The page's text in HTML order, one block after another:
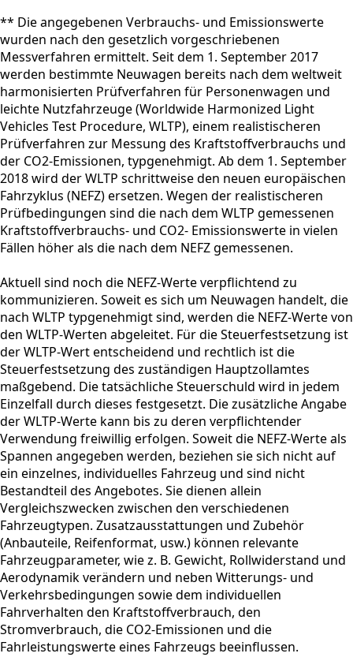
** Die angegebenen Verbrauchs- und Emissionswerte
wurden nach den gesetzlich vorgeschriebenen
Messverfahren ermittelt. Seit dem 1. September 2017
werden bestimmte Neuwagen bereits nach dem weltweit
harmonisierten Prüfverfahren für Personenwagen und
leichte Nutzfahrzeuge (Worldwide Harmonized Light
Vehicles Test Procedure, WLTP), einem realistischeren
Prüfverfahren zur Messung des Kraftstoffverbrauchs und
der CO2-Emissionen, typgenehmigt. Ab dem 1. September
2018 wird der WLTP schrittweise den neuen europäischen
Fahrzyklus (NEFZ) ersetzen. Wegen der realistischeren
Prüfbedingungen sind die nach dem WLTP gemessenen
Kraftstoffverbrauchs- und CO2- Emissionswerte in vielen
Fällen höher als die nach dem NEFZ gemessenen.
Aktuell sind noch die NEFZ-Werte verpflichtend zu
kommunizieren. Soweit es sich um Neuwagen handelt, die
nach WLTP typgenehmigt sind, werden die NEFZ-Werte von
den WLTP-Werten abgeleitet. Für die Steuerfestsetzung ist
der WLTP-Wert entscheidend und rechtlich ist die
Steuerfestsetzung des zuständigen Hauptzollamtes
maßgebend. Die tatsächliche Steuerschuld wird in jedem
Einzelfall durch dieses festgesetzt. Die zusätzliche Angabe
der WLTP-Werte kann bis zu deren verpflichtender
Verwendung freiwillig erfolgen. Soweit die NEFZ-Werte als
Spannen angegeben werden, beziehen sie sich nicht auf
ein einzelnes, individuelles Fahrzeug und sind nicht
Bestandteil des Angebotes. Sie dienen allein
Vergleichszwecken zwischen den verschiedenen
Fahrzeugtypen. Zusatzausstattungen und Zubehör
(Anbauteile, Reifenformat, usw.) können relevante
Fahrzeugparameter, wie z. B. Gewicht, Rollwiderstand und
Aerodynamik verändern und neben Witterungs- und
Verkehrsbedingungen sowie dem individuellen
Fahrverhalten den Kraftstoffverbrauch, den
Stromverbrauch, die CO2-Emissionen und die
Fahrleistungswerte eines Fahrzeugs beeinflussen.